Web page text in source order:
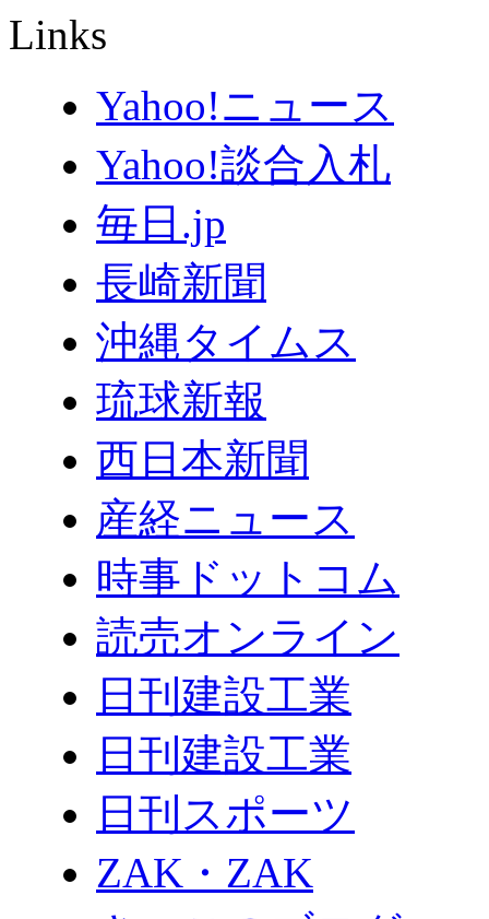
Links
Yahoo!ニュース
Yahoo!談合入札
毎日.jp
長崎新聞
沖縄タイムス
琉球新報
西日本新聞
産経ニュース
時事ドットコム
読売オンライン
日刊建設工業
日刊建設工業
日刊スポーツ
ZAK・ZAK